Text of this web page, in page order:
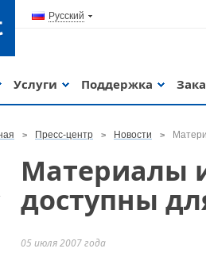
Русский
Услуги Поддержка
Пресс-центр Новости
Материалы
доступны
05 июля 2007 года